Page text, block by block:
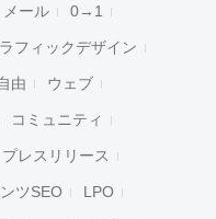
メール 0→1
フィックデザイン
由 ウェブ
コミュニティ
プレスリリース
ツSEO LPO